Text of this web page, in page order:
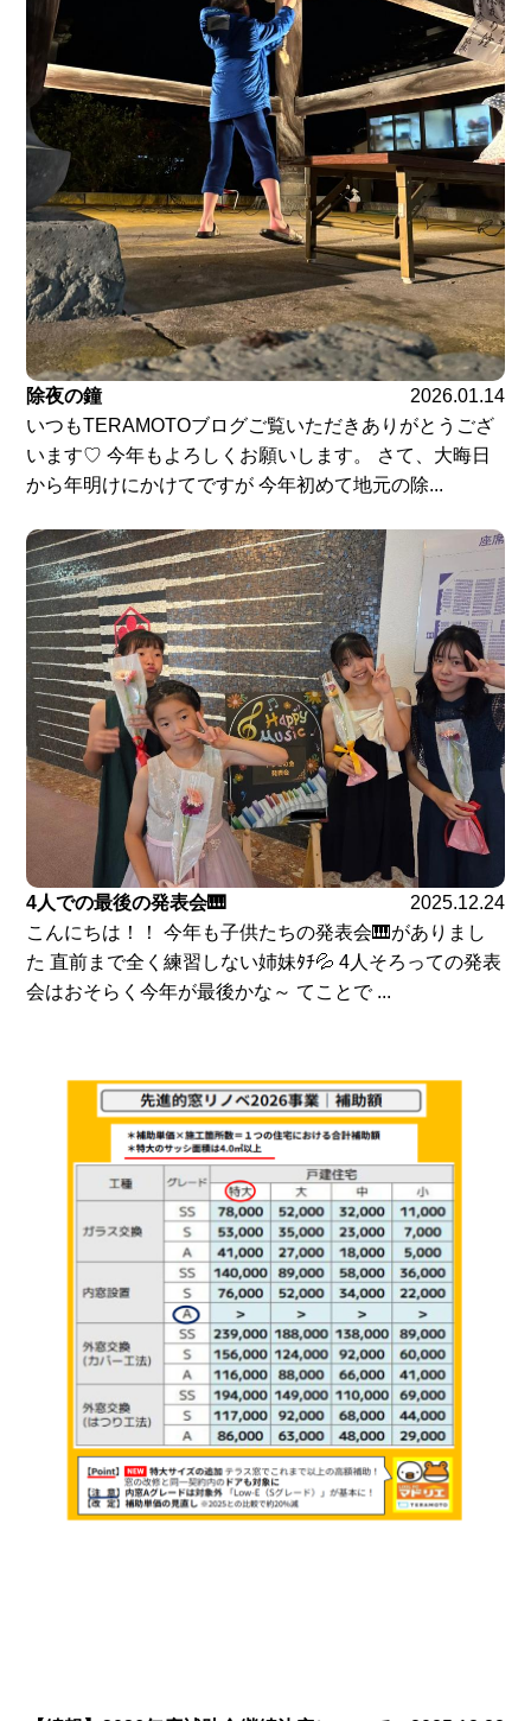
除夜の鐘
2026.01.14
いつもTERAMOTOブログご覧いただきありがとうござ
います♡ 今年もよろしくお願いします。 さて、大晦日
から年明けにかけてですが 今年初めて地元の除...
4人での最後の発表会🎹
2025.12.24
こんにちは！！ 今年も子供たちの発表会🎹がありまし
た 直前まで全く練習しない姉妹ﾀﾁ💦 4人そろっての発表
会はおそらく今年が最後かな～ てことで ...